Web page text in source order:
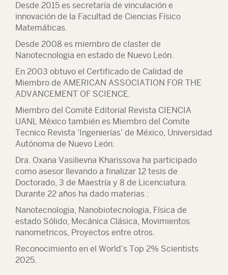
Desde 2015 es secretaría de vinculación e
innovación de la Facultad de Ciencias Físico
Matemáticas.
Desde 2008 es miembro de claster de
Nanotecnologia en estado de Nuevo León.
En 2003 obtuvo el Certificado de Calidad de
Miembro de AMERICAN ASSOCIATION FOR THE
ADVANCEMENT OF SCIENCE.
Miembro del Comité Editorial Revista CIENCIA
UANL México también es Miembro del Comite
Tecnico Revista ‘Ingenierías’ de México, Universidad
Autónoma de Nuevo León.
Dra. Oxana Vasilievna Kharissova ha participado
como asesor llevando a finalizar 12 tesis de
Doctorado, 3 de Maestría y 8 de Licenciatura.
Durante 22 años ha dado materias :
Nanotecnologia, Nanobiotecnologia, Física de
estado Sólido, Mecánica Clásica, Movimientos
nanometricos, Proyectos entre otros.
Reconocimiento en el World’s Top 2% Scientists
2025.